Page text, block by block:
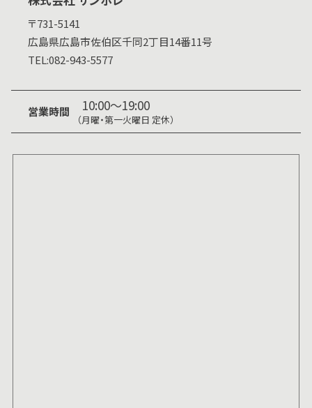
〒731-5141
広島県広島市佐伯区千同2丁目14番11号
TEL:082-943-5577
営業時間 10:00～19:00
（月曜・第一火曜日 定休）